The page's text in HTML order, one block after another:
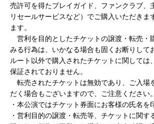
売許可を得たプレイガイド、ファンクラブ、
リセールサービスなど）でご購入いただきま
ます。
営利を目的としたチケットの譲渡・転売・
みる行為は、いかなる場合も固くお断りして
ルート以外で購入されたチケットに関しては
保証されておりません。
転売されたチケットは無効であり、ご入場
だく場合もございますので、ご注意ください。
・本公演ではチケット券面にお客様の氏名を
・営利目的の譲渡・転売等、チケットに関す